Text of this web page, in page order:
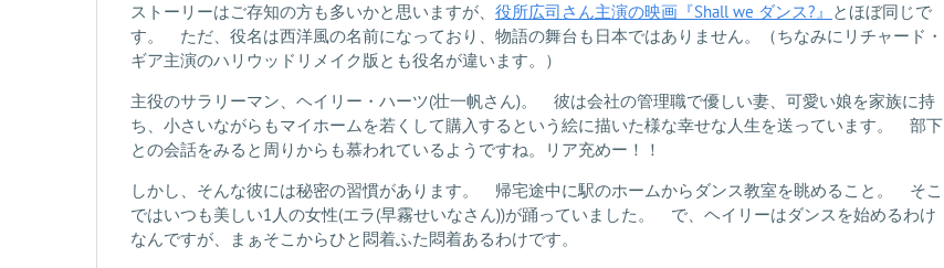
ストーリーはご存知の方も多いかと思いますが、 役所広司さん主演の映画『Shall we ダンス?』 とほぼ同じで
す。 ただ、役名は西洋風の名前になっており、物語の舞台も日本ではありません。（ちなみにリチャード・
ギア主演のハリウッドリメイク版とも役名が違います。）
主役のサラリーマン、ヘイリー・ハーツ(壮一帆さん)。 彼は会社の管理職で優しい妻、可愛い娘を家族に持
ち、小さいながらもマイホームを若くして購入するという絵に描いた様な幸せな人生を送っています。 部下
との会話をみると周りからも慕われているようですね。リア充めー！！
しかし、そんな彼には秘密の習慣があります。 帰宅途中に駅のホームからダンス教室を眺めること。 そこ
ではいつも美しい1人の女性(エラ(早霧せいなさん))が踊っていました。 で、ヘイリーはダンスを始めるわけ
なんですが、まぁそこからひと悶着ふた悶着あるわけです。